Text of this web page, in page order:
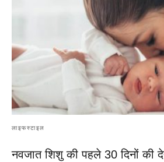
लाइफस्टाइल
नवजात शिशु की पहले 30 दिनों